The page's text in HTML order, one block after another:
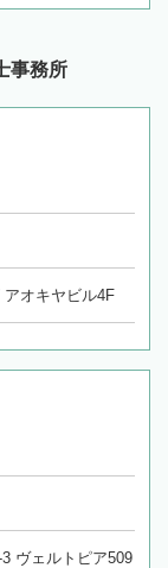
事務所
アオキヤビル4F
ヴェルトピア509